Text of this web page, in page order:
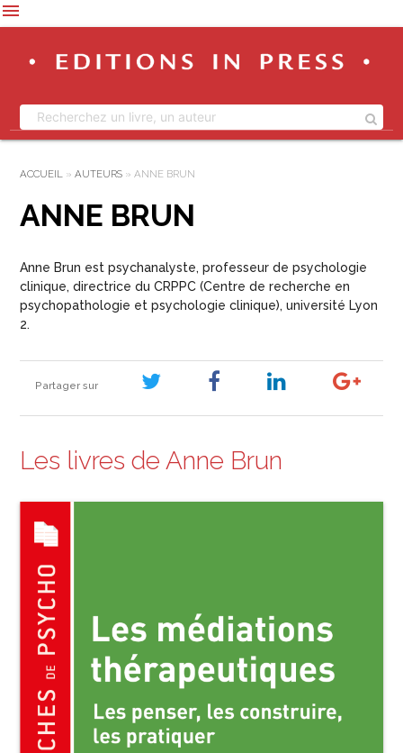
menu
ACCUEIL » AUTEURS» ANNE BRUN
ANNE BRUN
Anne Brun est psychanalyste, professeur de psychologie
clinique, directrice du CRPPC (Centre de recherche en
psychopathologie et psychologie clinique), université Lyon
2.
Partager sur
Les livres de Anne Brun